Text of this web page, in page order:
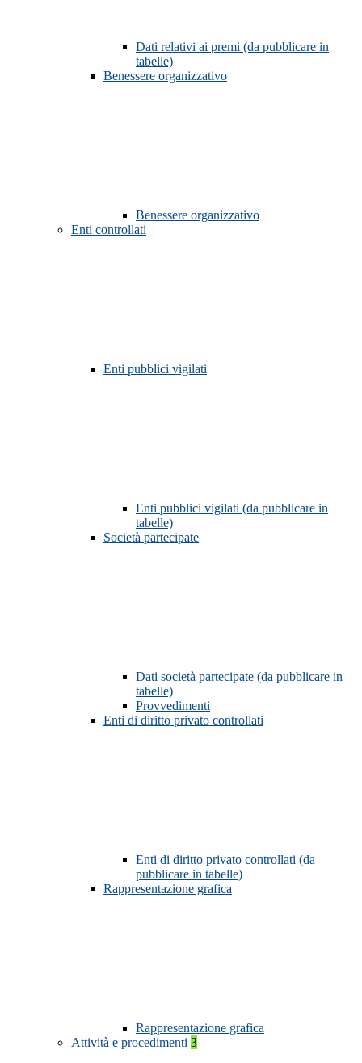
Dati relativi ai premi (da pubblicare in
tabelle)
Benessere organizzativo
Benessere organizzativo
Enti controllati
Enti pubblici vigilati
Enti pubblici vigilati (da pubblicare in
tabelle)
Società partecipate
Dati società partecipate (da pubblicare in
tabelle)
Provvedimenti
Enti di diritto privato controllati
Enti di diritto privato controllati (da
pubblicare in tabelle)
Rappresentazione grafica
Rappresentazione grafica
Attività e procedimenti 3